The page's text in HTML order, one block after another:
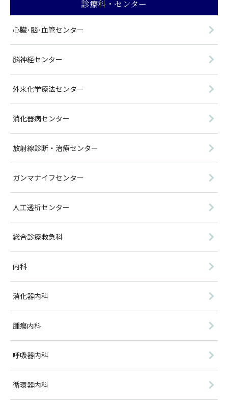
診療科・センター
心臓･脳･血管センター
脳神経センター
外来化学療法センター
消化器病センター
放射線診断・治療センター
ガンマナイフセンター
人工透析センター
総合診療救急科
内科
消化器内科
腫瘍内科
呼吸器内科
循環器内科